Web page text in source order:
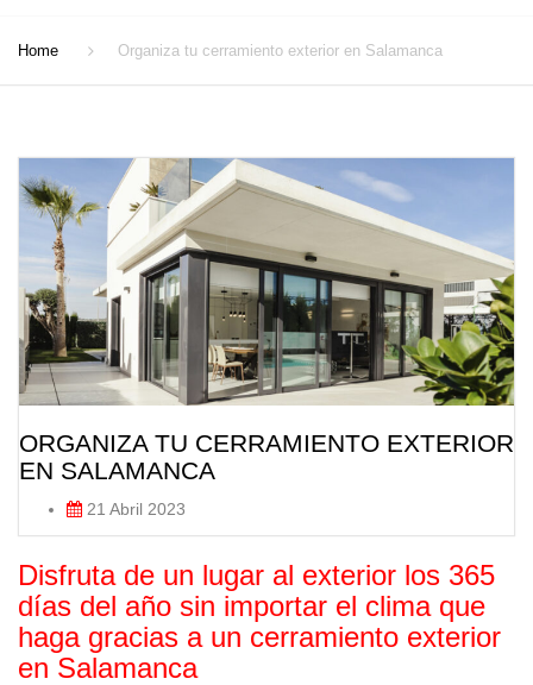
Home Organiza tu cerramiento exterior en Salamanca
ORGANIZA TU CERRAMIENTO EXTERIOR
EN SALAMANCA
21 Abril 2023
Disfruta de un lugar al exterior los 365
días del año sin importar el clima que
haga gracias a un cerramiento exterior
en Salamanca